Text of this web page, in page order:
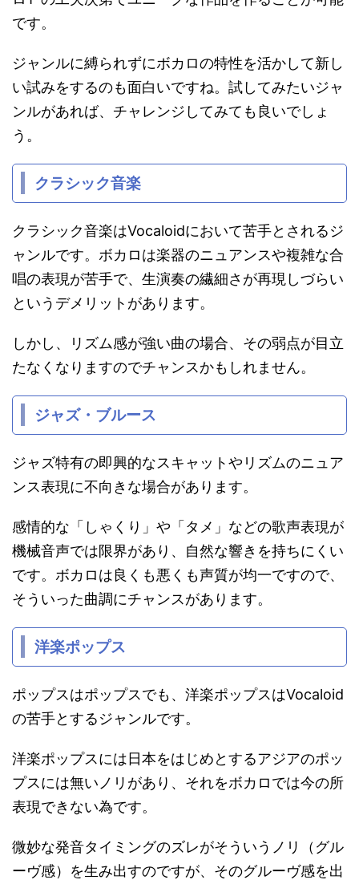
です。
ジャンルに縛られずにボカロの特性を活かして新し
い試みをするのも面白いですね。試してみたいジャ
ンルがあれば、チャレンジしてみても良いでしょ
う。
クラシック音楽
クラシック音楽はVocaloidにおいて苦手とされるジ
ャンルです。ボカロは楽器のニュアンスや複雑な合
唱の表現が苦手で、生演奏の繊細さが再現しづらい
というデメリットがあります。
しかし、リズム感が強い曲の場合、その弱点が目立
たなくなりますのでチャンスかもしれません。
ジャズ・ブルース
ジャズ特有の即興的なスキャットやリズムのニュア
ンス表現に不向きな場合があります。
感情的な「しゃくり」や「タメ」などの歌声表現が
機械音声では限界があり、自然な響きを持ちにくい
です。ボカロは良くも悪くも声質が均一ですので、
そういった曲調にチャンスがあります。
洋楽ポップス
ポップスはポップスでも、洋楽ポップスはVocaloid
の苦手とするジャンルです。
洋楽ポップスには日本をはじめとするアジアのポッ
プスには無いノリがあり、それをボカロでは今の所
表現できない為です。
微妙な発音タイミングのズレがそういうノリ（グル
ーヴ感）を生み出すのですが、そのグルーヴ感を出